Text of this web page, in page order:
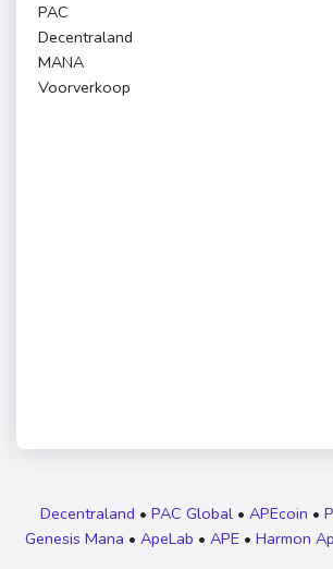
PAC
Decentraland
MANA
Voorverkoop
Decentraland • PAC Global • APEcoin •
Genesis Mana • ApeLab • APE• Harmon